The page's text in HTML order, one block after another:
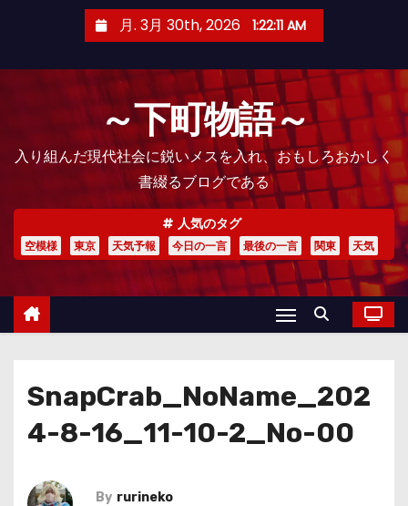
月. 3月 30th, 2026 1:22:13 AM
～下町物語～
入り組んだ現代社会に鋭いメスを入れ、おもしろおかしく
書綴るブログである
人気のタグ
空模様 東京 天気予報 今日の一言 最後の一言 関東 天気
SnapCrab_NoName_202
4-8-16_11-10-2_No-00
By rurineko